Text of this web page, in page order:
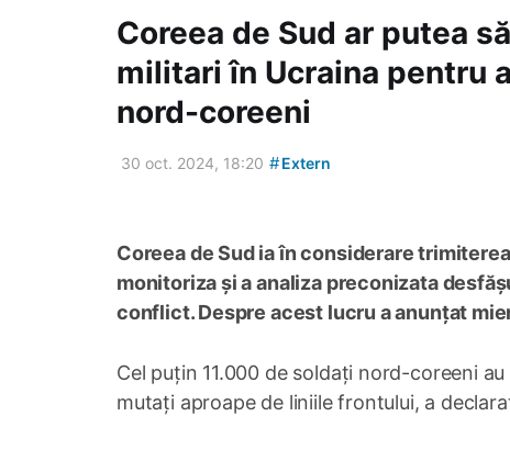
Coreea de Sud ar putea
militari în Ucraina pentru
nord-coreeni
30 oct. 2024, 18:20 #Extern
Coreea de Sud ia în considerare
monitoriza și a analiza preconizata
conflict. Despre acest lucru a anunțat
Cel puțin 11.000 de soldați nord-coreeni
mutați aproape de liniile frontului, a